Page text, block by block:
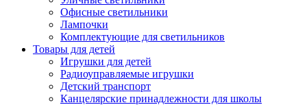
Офисные светильники
Лампочки
Комплектующие для светильников
Товары для детей
Игрушки для детей
Радиоуправляемые игрушки
Детский транспорт
Канцелярские принадлежности для школы